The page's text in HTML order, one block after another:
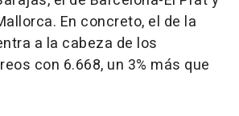
En concreto, el de la
a la cabeza de los
con 6.668, un 3% más que